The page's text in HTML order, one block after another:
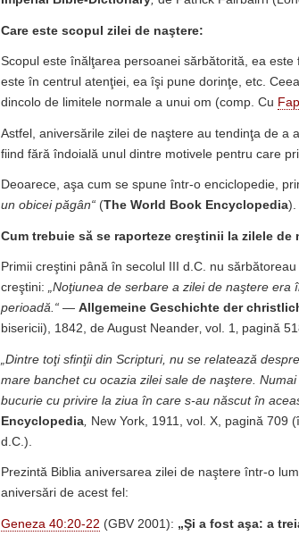
Care este scopul zilei de naştere:
Scopul este înălţarea persoanei sărbătorită, ea
este în centrul atenţiei, ea îşi pune dorinţe, etc.
dincolo de limitele normale a unui om (comp. Cu
Astfel, aniversările zilei de naştere au tendinţa de a
fiind fără îndoială unul dintre motivele pentru care
Deoarece, aşa cum se spune într-o enciclopedie,
un obicei păgân“ (The World Book Encyclopedia).
Cum trebuie să se raporteze creştinii la zilele de
Primii creştini până în secolul III d.C. nu
creştini: „Noţiunea de serbare a zilei de naştere
perioadă.“ — Allgemeine Geschichte der
bisericii), 1842, de August Neander‚ vol. 1‚ pagină
„Dintre toţi sfinţii din Scripturi, nu se relatează
mare banchet cu ocazia zilei sale de naştere.
bucurie cu privire la ziua în care s-au născut în
Encyclopedia New York, 1911, vol. X, pagină 709
d.C.).
Prezintă Biblia aniversarea zilei de naştere într-o
aniversări de acest fel:
Geneza 40:20-22 (GBV 2001): „Şi a fost aşa: a